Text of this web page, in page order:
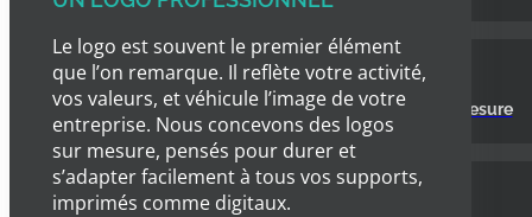
Logiciel sur mesure
Le logo est souvent le premier élément
que l’on remarque. Il reflète votre activité,
vos valeurs, et véhicule l’image de votre
entreprise. Nous concevons des logos
sur mesure, pensés pour durer et
s’adapter facilement à tous vos supports,
imprimés comme digitaux.